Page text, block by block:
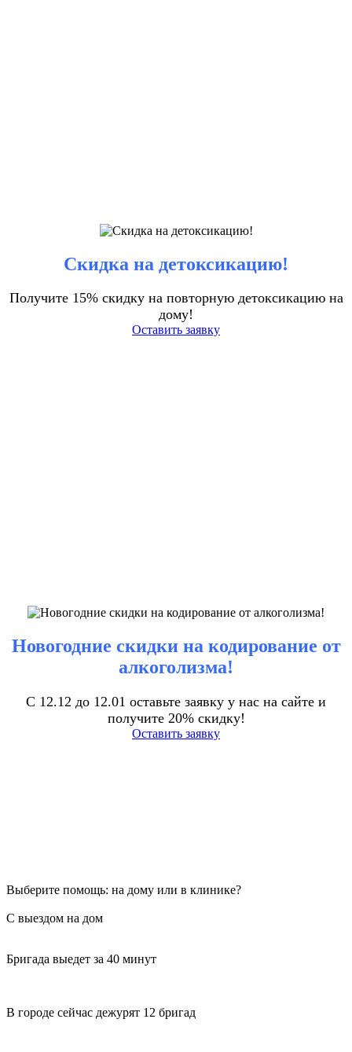
Скидка на детоксикацию!
Получите 15% скидку на повторную детоксикацию на
дому!
Оставить заявку
Новогодние скидки на кодирование от
алкоголизма!
С 12.12 до 12.01 оставьте заявку у нас на сайте и
получите 20% скидку!
Оставить заявку
Выберите помощь: на дому или в клинике?
С выездом на дом
Бригада выедет за 40 минут
В городе сейчас дежурят 12 бригад